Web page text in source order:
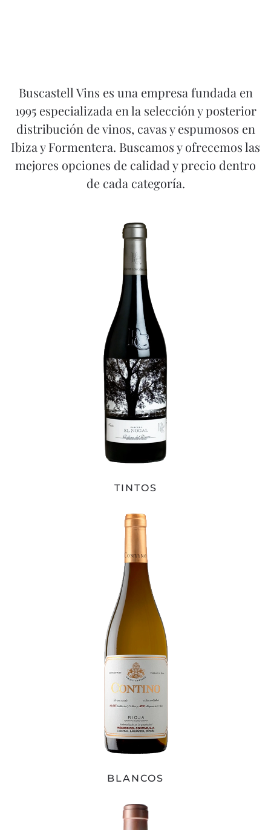
Buscastell Vins es una empresa fundada en
1995 especializada en la selección y posterior
distribución de vinos, cavas y espumosos en
Ibiza y Formentera. Buscamos y ofrecemos las
mejores opciones de calidad y precio dentro
de cada categoría.
TINTOS
BLANCOS